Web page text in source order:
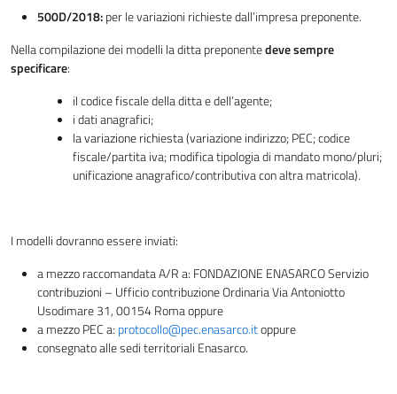
500D/2018:per le variazioni richieste dall’impresa preponente.
Nella compilazione dei modelli la ditta preponentedeve sempre
specificare:
il codice fiscale della ditta e dell’agente;
i dati anagrafici;
la variazione richiesta (variazione indirizzo; PEC; codice
fiscale/partita iva; modifica tipologia di mandato mono/pluri;
unificazione anagrafico/contributiva con altra matricola).
I modelli dovranno essere inviati:
a mezzo raccomandata A/R a: FONDAZIONE ENASARCO Servizio
contribuzioni – Ufficio contribuzione Ordinaria Via Antoniotto
Usodimare 31, 00154 Roma oppure
a mezzo PEC a: protocollo@pec.enasarco.itoppure
consegnato alle sedi territoriali Enasarco.